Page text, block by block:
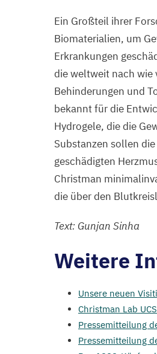
Ein Großteil ihrer
Biomaterialien, um
Erkrankungen
die weltweit nach wie
Behinderungen und
bekannt für die
Hydrogele, die die
Substanzen sollen
geschädigten
Christman
die über den
Text: Gunjan Sinha
Weitere
Unsere neuen
Christman Lab
Pressemitteilung
Pressemitteilung